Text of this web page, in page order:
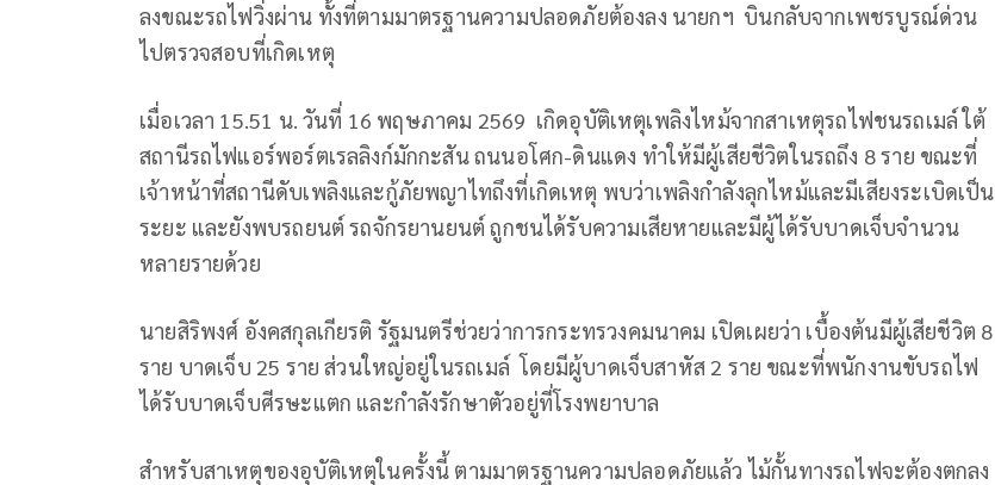
ลงขณะรถไฟวิ่งผ่าน ทั้งที่ตามมาตรฐานความปลอดภัยต้องลง นายกฯ บินกลับจากเพชรบูรณ์ด่วน
ไปตรวจสอบที่เกิดเหตุ
เมื่อเวลา 15.51 น. วันที่ 16 พฤษภาคม 2569 เกิดอุบัติเหตุเพลิงไหม้จากสาเหตุรถไฟชนรถเมล์ ใต้
สถานีรถไฟแอร์พอร์ตเรลลิงก์มักกะสัน ถนนอโศก-ดินแดง ทำให้มีผู้เสียชีวิตในรถถึง 8 ราย ขณะที่
เจ้าหน้าที่สถานีดับเพลิงและกู้ภัยพญาไทถึงที่เกิดเหตุ พบว่าเพลิงกำลังลุกไหม้และมีเสียงระเบิดเป็น
ระยะ และยังพบรถยนต์ รถจักรยานยนต์ ถูกชนได้รับความเสียหายและมีผู้ได้รับบาดเจ็บจำนวน
หลายรายด้วย
นายสิริพงศ์ อังคสกุลเกียรติ รัฐมนตรีช่วยว่าการกระทรวงคมนาคม เปิดเผยว่า เบื้องต้นมีผู้เสียชีวิต 8
ราย บาดเจ็บ 25 ราย ส่วนใหญ่อยู่ในรถเมล์ โดยมีผู้บาดเจ็บสาหัส 2 ราย ขณะที่พนักงานขับรถไฟ
ได้รับบาดเจ็บศีรษะแตก และกำลังรักษาตัวอยู่ที่โรงพยาบาล
สำหรับสาเหตุของอุบัติเหตุในครั้งนี้ ตามมาตรฐานความปลอดภัยแล้ว ไม้กั้นทางรถไฟจะต้องตกลง